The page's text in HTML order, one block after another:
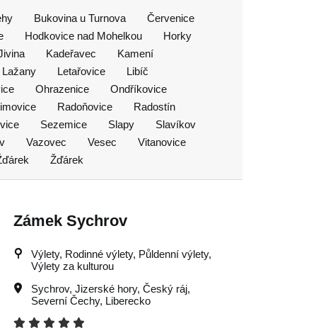
Bukovina u Turnova
Červenice
Hodkovice nad Mohelkou
Horky
Kadeřavec
Kamení
Lažany Letařovice
Libíč
Ohrazenice
Ondříkovice
Radoňovice
Radostín
Sezemice Slapy
Slavíkov
Vazovec Vesec
Vitanovice
Žďárek
Zámek Sychrov
Výlety, Rodinné výlety, Půldenní výlety,
Výlety za kulturou
Sychrov, Jizerské hory, Český ráj,
Severní Čechy, Liberecko